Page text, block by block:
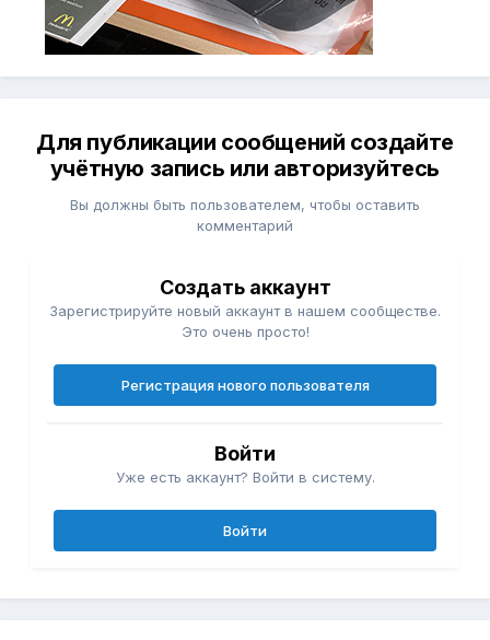
Для публикации сообщений создайте
учётную запись или авторизуйтесь
Вы должны быть пользователем, чтобы оставить
комментарий
Создать аккаунт
Зарегистрируйте новый аккаунт в нашем сообществе.
Это очень просто!
Регистрация нового пользователя
Войти
Уже есть аккаунт? Войти в систему.
Войти